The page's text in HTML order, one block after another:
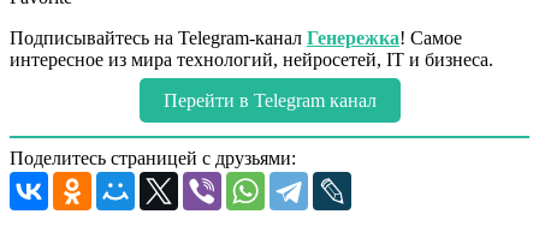
Подписывайтесь на Telegram-канал Генережка! Самое
интересное из мира технологий, нейросетей, IT и бизнеса.
Перейти в Telegram канал
Поделитесь страницей с друзьями: